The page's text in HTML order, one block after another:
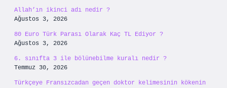
Allah’ın ikinci adı nedir ?
Ağustos 3, 2026
80 Euro Türk Parası Olarak Kaç TL Ediyor ?
Ağustos 3, 2026
6. sınıfta 3 ile bölünebilme kuralı nedir ?
Temmuz 30, 2026
Türkçeye Fransızcadan geçen doktor kelimesinin kökenin